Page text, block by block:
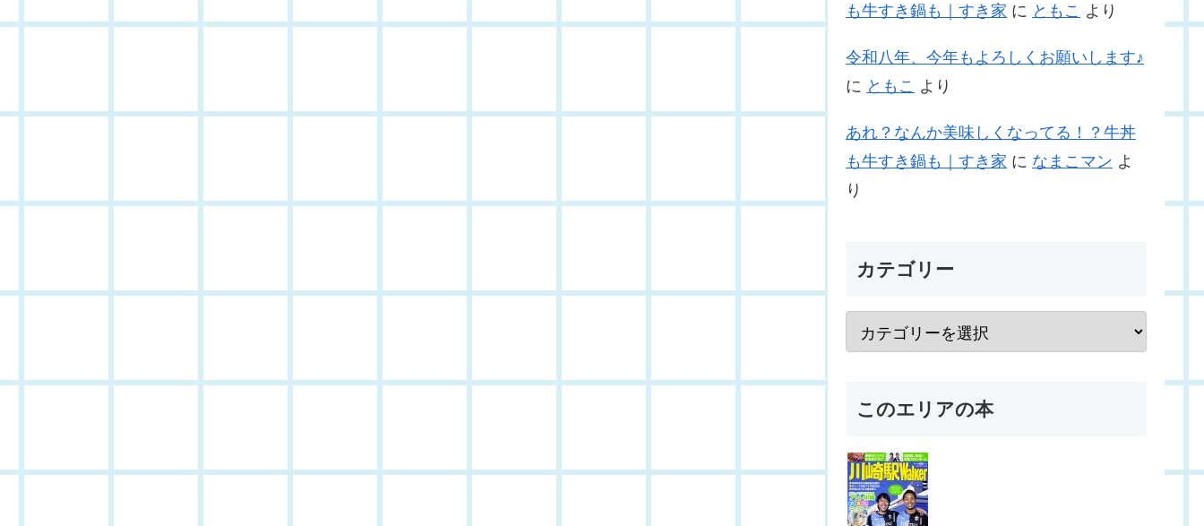
も牛すき鍋も｜すき家 に ともこ より
令和八年、今年もよろしくお願いします♪
に ともこ より
あれ？なんか美味しくなってる！？牛丼
も牛すき鍋も｜すき家 に なまこマン よ
り
カテゴリー
このエリアの本